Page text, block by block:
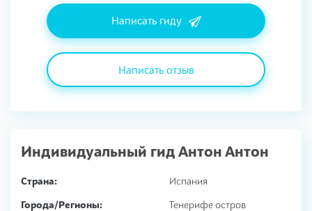
Написать гиду
Написать отзыв
Индивидуальный гид Антон Антон
Страна:
Испания
Города/Регионы:
Тенерифе остров